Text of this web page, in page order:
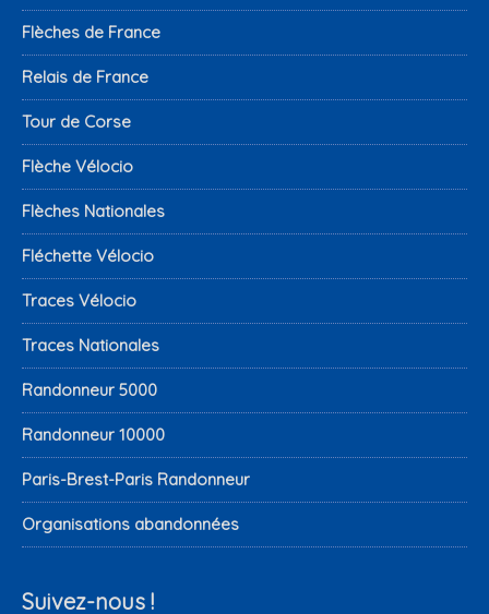
Flèches de France
Relais de France
Tour de Corse
Flèche Vélocio
Flèches Nationales
Fléchette Vélocio
Traces Vélocio
Traces Nationales
Randonneur 5000
Randonneur 10000
Paris-Brest-Paris Randonneur
Organisations abandonnées
Suivez-nous !